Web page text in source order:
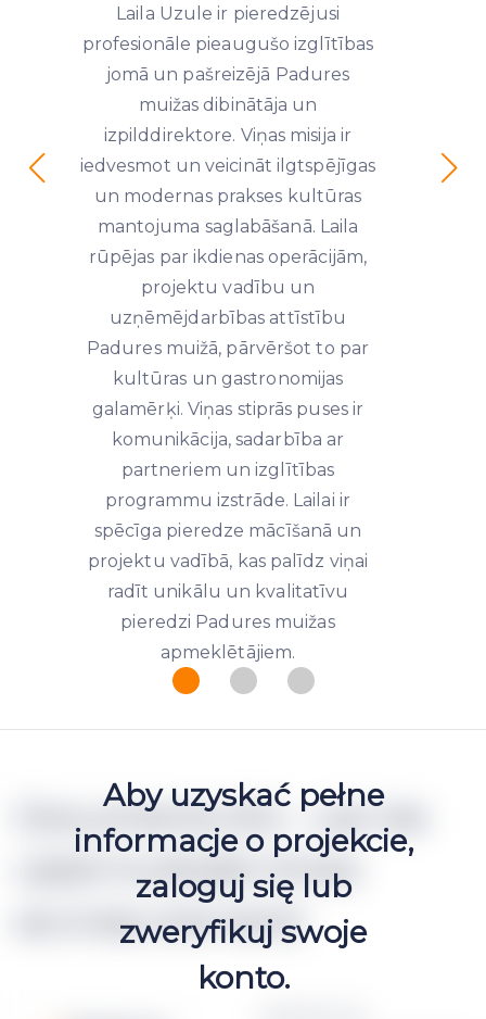
Laila Uzule ir pieredzējusi
profesionāle pieaugušo izglītības
jomā un pašreizējā Padures
muižas dibinātāja un
izpilddirektore. Viņas misija ir
iedvesmot un veicināt ilgtspējīgas
un modernas prakses kultūras
mantojuma saglabāšanā. Laila
rūpējas par ikdienas operācijām,
projektu vadību un
uzņēmējdarbības attīstību
Padures muižā, pārvēršot to par
kultūras un gastronomijas
galamērķi. Viņas stiprās puses ir
komunikācija, sadarbība ar
partneriem un izglītības
programmu izstrāde. Lailai ir
spēcīga pieredze mācīšanā un
projektu vadībā, kas palīdz viņai
radīt unikālu un kvalitatīvu
pieredzi Padures muižas
apmeklētājiem.
Documents (h2 - can be
used multiple times
accross one text)
Aby uzyskać pełne
informacje o projekcie,
zaloguj się lub
zweryfikuj swoje
konto.